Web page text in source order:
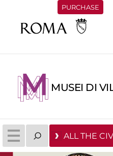
PURCHASE
MUSEI DI
ALL THE